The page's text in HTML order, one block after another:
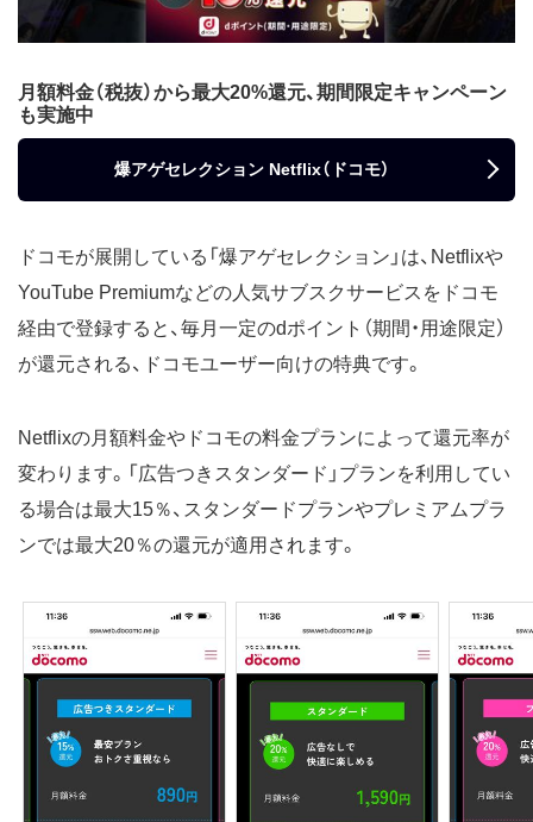
月額料金（税抜）から最大20%還元、期間限定キャンペーン
も実施中
爆アゲセレクション Netflix（ドコモ）
ドコモが展開している「爆アゲセレクション」は、Netflixや
YouTube Premiumなどの人気サブスクサービスをドコモ
経由で登録すると、毎月一定のdポイント（期間・用途限定）
が還元される、ドコモユーザー向けの特典です。
Netflixの月額料金やドコモの料金プランによって還元率が
変わります。「広告つきスタンダード」プランを利用してい
る場合は最大15％、スタンダードプランやプレミアムプラ
ンでは最大20％の還元が適用されます。